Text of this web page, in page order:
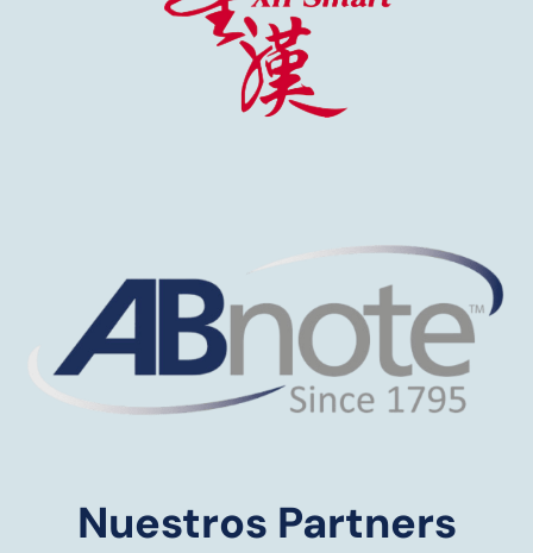
Nuestros Partners